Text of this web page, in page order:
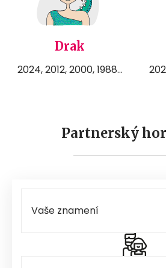
Drak
2024, 2012, 2000, 1988...
Partnerský